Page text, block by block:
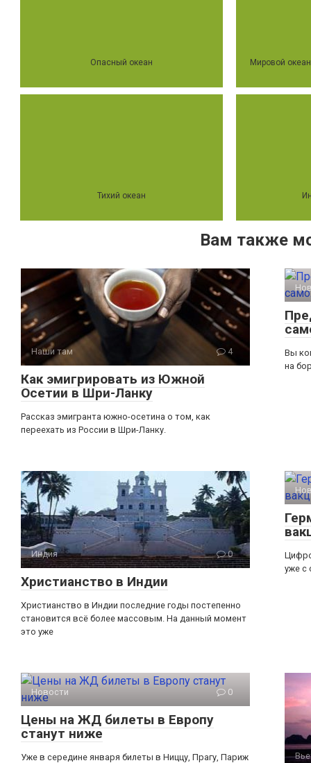
Опасный океан Мировой
Тихий океан
Вам также
Наши там 4
Как эмигрировать из Южной
Осетии в Шри-Ланку
Рассказ эмигранта южно-осетина о том, как
переехать из России в Шри-Ланку.
Вы
на
Индия 0
Христианство в Индии
Христианство в Индии последние годы постепенно
становится всё более массовым. На данный момент
это уже
уже с
Новости 0
Цены на ЖД билеты в Европу
станут ниже
Уже в середине января билеты в Ниццу, Прагу, Париж